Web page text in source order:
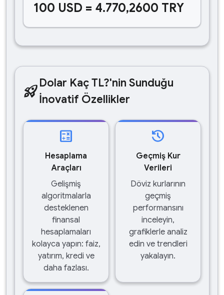
100 USD = 4.770,2600 TRY
rocket_launchDolar Kaç TL?'nin Sunduğu
İnovatif Özellikler
calculate
Hesaplama
Araçları
Gelişmiş
algoritmalarla
desteklenen
finansal
hesaplamaları
kolayca yapın: faiz,
yatırım, kredi ve
daha fazlası.
history
Geçmiş Kur
Verileri
Döviz kurlarının
geçmiş
performansını
inceleyin,
grafiklerle analiz
edin ve trendleri
yakalayın.